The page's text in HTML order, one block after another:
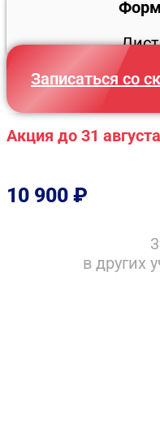
Записаться со
Акция до 31
10 900 ₽
в других